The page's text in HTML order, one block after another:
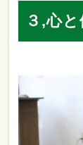
３,心